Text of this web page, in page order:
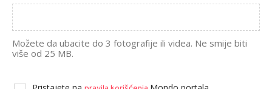
Možete da ubacite do 3 fotografije ili videa. Ne smije biti
više od 25 MB.